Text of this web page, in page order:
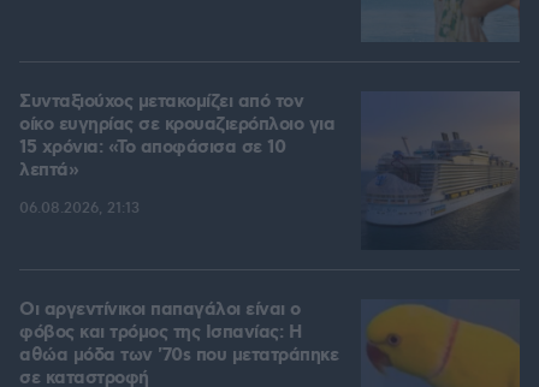
Συνταξιούχος μετακομίζει από τον
οίκο ευγηρίας σε κρουαζιερόπλοιο για
15 χρόνια: «Το αποφάσισα σε 10
λεπτά»
06.08.2026, 21:13
Οι αργεντίνικοι παπαγάλοι είναι ο
φόβος και τρόμος της Ισπανίας: Η
αθώα μόδα των '70s που μετατράπηκε
σε καταστροφή